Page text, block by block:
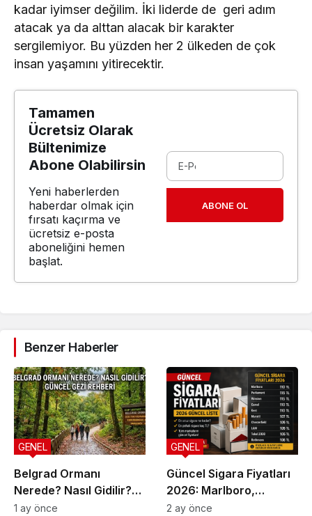
kadar iyimser değilim. İki liderde de geri adım
atacak ya da alttan alacak bir karakter
sergilemiyor. Bu yüzden her 2 ülkeden de çok
insan yaşamını yitirecektir.
Tamamen
Ücretsiz Olarak
Bültenimize
Abone Olabilirsin
Yeni haberlerden
haberdar olmak için
fırsatı kaçırma ve
ücretsiz e-posta
aboneliğini hemen
başlat.
ABONE OL
Benzer Haberler
Belgrad Ormanı
Nerede? Nasıl Gidilir?
Güncel Gezi Rehberi
GENEL
1 ay önce
Güncel Sigara Fiyatları
2026: Marlboro,
Parliament, Winston,
GENEL
2 ay önce